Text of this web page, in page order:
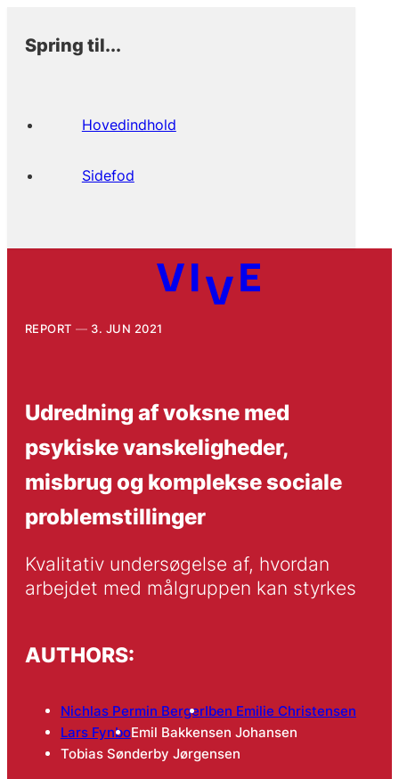
Spring til...
Hovedindhold
Sidefod
REPORT 3. JUN 2021
Udredning af voksne med
psykiske vanskeligheder,
misbrug og komplekse sociale
problemstillinger
Kvalitativ undersøgelse af, hvordan
arbejdet med målgruppen kan styrkes
AUTHORS:
Nichlas Permin BergerIben Emilie Christensen
Lars FynboEmil Bakkensen Johansen
Tobias Sønderby Jørgensen